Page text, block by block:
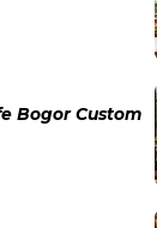
Bogor Custom